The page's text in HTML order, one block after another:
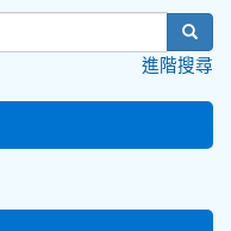
進階搜尋